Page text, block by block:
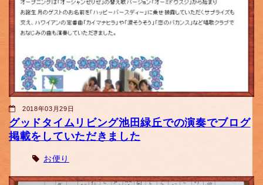
2018年03月29日
グッドタイムリビング池田緑丘での演奏でブログ
掲載をしていただきました
お便り